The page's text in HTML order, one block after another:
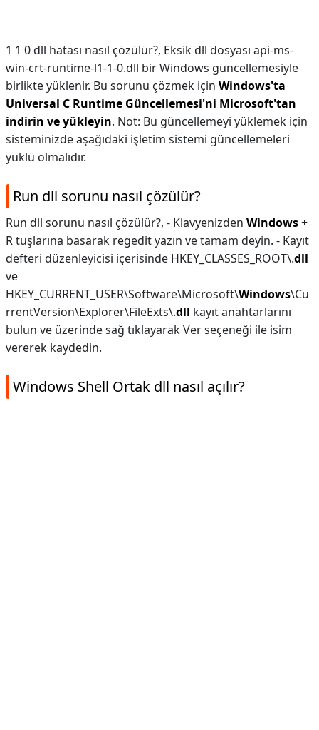
1 1 0 dll hatası nasıl çözülür?, Eksik dll dosyası api-ms-
win-crt-runtime-l1-1-0.dll bir Windows güncellemesiyle
birlikte yüklenir. Bu sorunu çözmek için Windows'ta
Universal C Runtime Güncellemesi'ni Microsoft'tan
indirin ve yükleyin. Not: Bu güncellemeyi yüklemek için
sisteminizde aşağıdaki işletim sistemi güncellemeleri
yüklü olmalıdır.
Run dll sorunu nasıl çözülür?
Run dll sorunu nasıl çözülür?, - Klavyenizden Windows+
R tuşlarına basarak regedit yazın ve tamam deyin. - Kayıt
defteri düzenleyicisi içerisinde HKEY_CLASSES_ROOT\.dll
ve
HKEY_CURRENT_USER\Software\Microsoft\Windows\Cu
rrentVersion\Explorer\FileExts\.dll kayıt anahtarlarını
bulun ve üzerinde sağ tıklayarak Ver seçeneği ile isim
vererek kaydedin.
Windows Shell Ortak dll nasıl açılır?